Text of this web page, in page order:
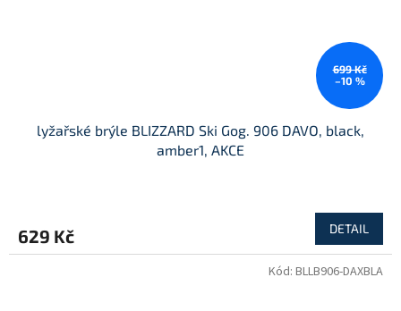
699 Kč
–10 %
lyžařské brýle BLIZZARD Ski Gog. 906 DAVO, black,
amber1, AKCE
629 Kč DETAIL
Kód: BLLB906-DAXBLA